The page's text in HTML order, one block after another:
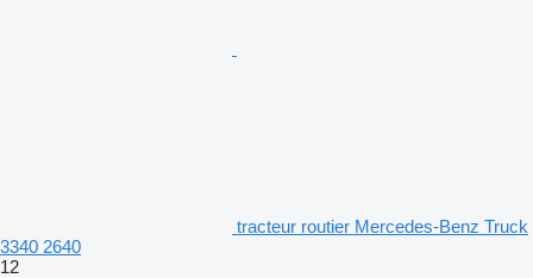
tracteur routier Mercedes-Benz Truck
3340 2640
12